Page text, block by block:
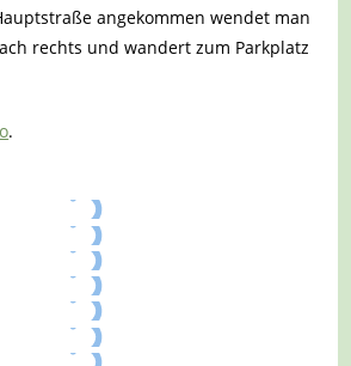
angekommen wendet man
rechts und wandert zum Parkplatz
.